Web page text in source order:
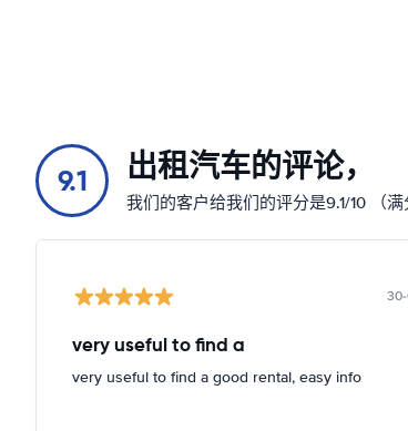
9.1 出租汽车的评论，
我们的客户给我们的评分是9.1/10 （
very useful to find a
very useful to find a good rental, easy info